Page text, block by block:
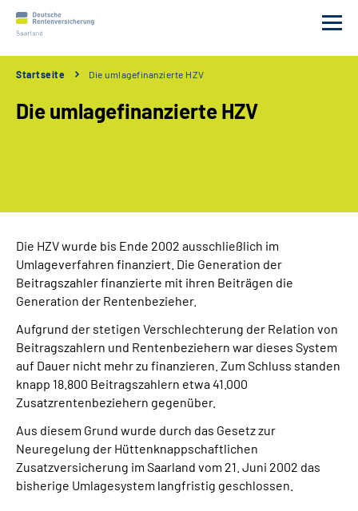
Anträge
Online Service
Leichte Sprache
Gebärdensprache
Startseite Die umlagefinanzierte HZV
Die umlagefinanzierte HZV
Die HZV wurde bis Ende 2002 ausschließlich im
Umlageverfahren finanziert. Die Generation der
Beitragszahler finanzierte mit ihren Beiträgen die
Generation der Rentenbezieher.
Aufgrund der stetigen Verschlechterung der Relation von
Beitragszahlern und Rentenbeziehern war dieses System
auf Dauer nicht mehr zu finanzieren. Zum Schluss standen
knapp 18.800 Beitragszahlern etwa 41.000
Zusatzrentenbeziehern gegenüber.
Aus diesem Grund wurde durch das Gesetz zur
Neuregelung der Hüttenknappschaftlichen
Zusatzversicherung im Saarland vom 21. Juni 2002 das
bisherige Umlagesystem langfristig geschlossen.